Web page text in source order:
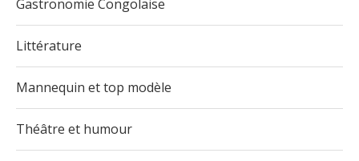
Gastronomie Congolaise
Littérature
Mannequin et top modèle
Théâtre et humour